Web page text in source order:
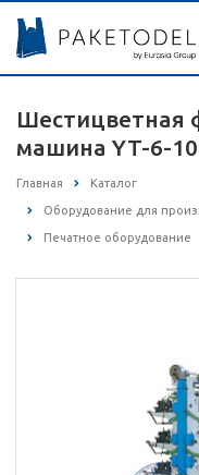
Шестицветная
машина YT-6-
Главная Каталог
Оборудование для
Печатное оборудование